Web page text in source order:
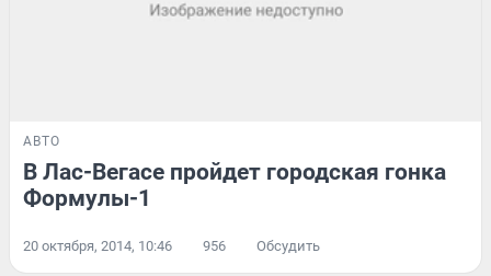
АВТО
В Лас-Вегасе пройдет городская гонка
Формулы-1
20 октября, 2014, 10:46 956 Обсудить